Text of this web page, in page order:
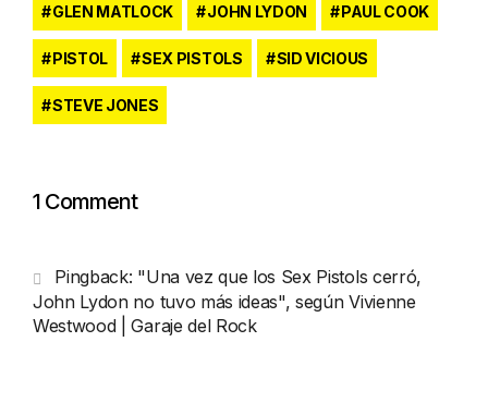
GLEN MATLOCK JOHN LYDON PAUL COOK
PISTOL SEX PISTOLS SID VICIOUS
STEVE JONES
1 Comment
Pingback: "Una vez que los Sex Pistols cerró,
John Lydon no tuvo más ideas", según Vivienne
Westwood | Garaje del Rock